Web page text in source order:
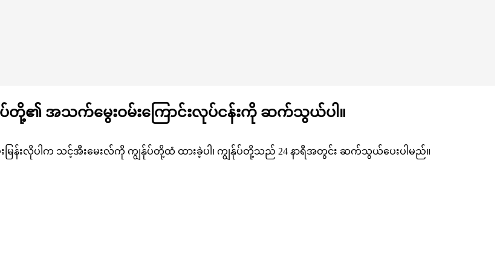
တို့၏ အသက်မွေးဝမ်းကြောင်းလုပ်ငန်းကို ဆက်သွယ်ပါ။
ြန်းလိုပါက သင့်အီးမေးလ်ကို ကျွန်ုပ်တို့ထံ ထားခဲ့ပါ၊ ကျွန်ုပ်တို့သည် 24 နာရီအတွင်း ဆက်သွယ်ပေးပါမည်။